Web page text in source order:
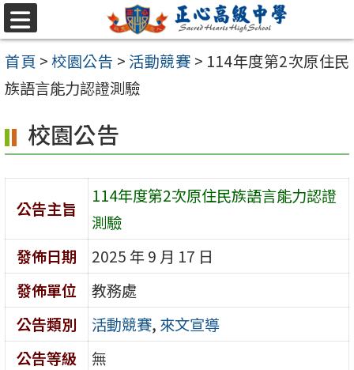
跳至主要內容區
選
單
首頁 >校園公告 > 活動競賽 > 114年度第2次原住民
族語言能力認證測驗
校園公告
公告主旨
114年度第2次原住民族語言能力認證
測驗
發佈日期
2025 年 9 月 17 日
發佈單位
教務處
公告類別
活動競賽, 來文宣導
公告等級
無